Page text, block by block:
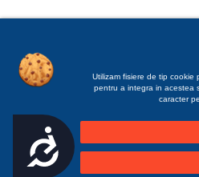
Accesibilitate
Utilizam fisiere de tip cookie
pentru a integra in acestea
caracter